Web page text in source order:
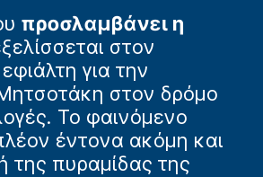
προσλαμβάνει η
στον
για την
στον δρόμο
Το φαινόμενο
έντονα ακόμη και
της πυραμίδας της